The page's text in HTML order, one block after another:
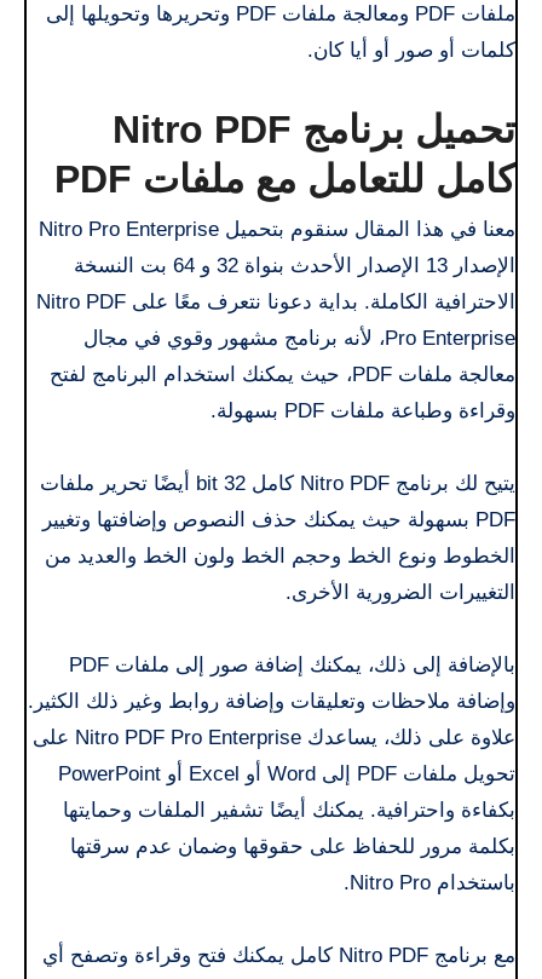
ملفات PDF ومعالجة ملفات PDF وتحريرها وتحويلها إلى
كلمات أو صور أو أيا كان.
تحميل برنامج Nitro PDF
كامل للتعامل مع ملفات PDF
معنا في هذا المقال سنقوم بتحميل Nitro Pro Enterprise
الإصدار 13 الإصدار الأحدث بنواة 32 و 64 بت النسخة
الاحترافية الكاملة. بداية دعونا نتعرف معًا على Nitro PDF
Pro Enterprise، لأنه برنامج مشهور وقوي في مجال
معالجة ملفات PDF، حيث يمكنك استخدام البرنامج لفتح
وقراءة وطباعة ملفات PDF بسهولة.
يتيح لك برنامج Nitro PDF كامل 32 bit أيضًا تحرير ملفات
PDF بسهولة حيث يمكنك حذف النصوص وإضافتها وتغيير
الخطوط ونوع الخط وحجم الخط ولون الخط والعديد من
التغييرات الضرورية الأخرى.
بالإضافة إلى ذلك، يمكنك إضافة صور إلى ملفات PDF
وإضافة ملاحظات وتعليقات وإضافة روابط وغير ذلك الكثير.
علاوة على ذلك، يساعدك Nitro PDF Pro Enterprise على
تحويل ملفات PDF إلى Word أو Excel أو PowerPoint
بكفاءة واحترافية. يمكنك أيضًا تشفير الملفات وحمايتها
بكلمة مرور للحفاظ على حقوقها وضمان عدم سرقتها
باستخدام Nitro Pro.
مع برنامج Nitro PDF كامل يمكنك فتح وقراءة وتصفح أي